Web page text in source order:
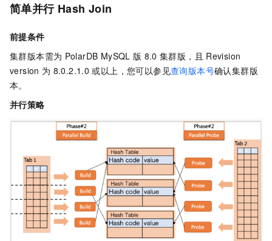
简单并行 Hash Join
前提条件
集群版本需为 PolarDB MySQL 版 8.0 集群版 ，且 Revision
version 为 8.0.2.1.0 或以上，您可以参见查询版本号确认集群版
本。
并行策略